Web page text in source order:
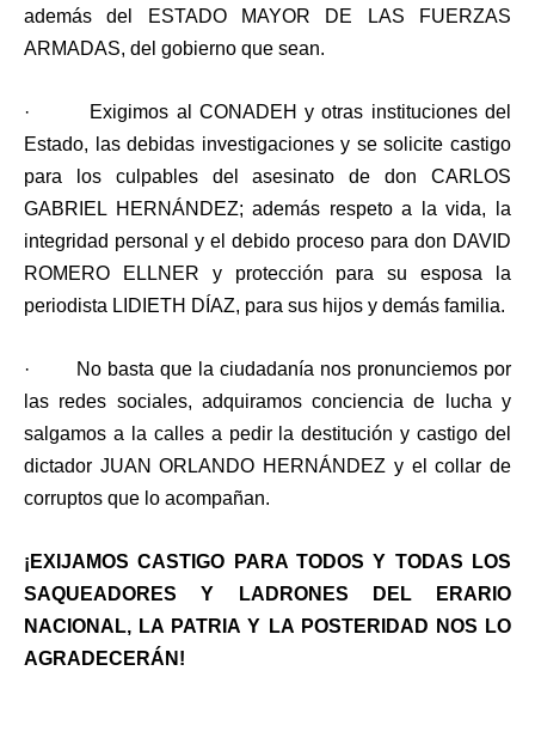
además del ESTADO MAYOR DE LAS FUERZAS
ARMADAS, del gobierno que sean.
· Exigimos al CONADEH y otras instituciones del
Estado, las debidas investigaciones y se solicite castigo
para los culpables del asesinato de don CARLOS
GABRIEL HERNÁNDEZ; además respeto a la vida, la
integridad personal y el debido proceso para don DAVID
ROMERO ELLNER y protección para su esposa la
periodista LIDIETH DÍAZ, para sus hijos y demás familia.
· No basta que la ciudadanía nos pronunciemos por
las redes sociales, adquiramos conciencia de lucha y
salgamos a la calles a pedir la destitución y castigo del
dictador JUAN ORLANDO HERNÁNDEZ y el collar de
corruptos que lo acompañan.
¡EXIJAMOS CASTIGO PARA TODOS Y TODAS LOS
SAQUEADORES Y LADRONES DEL ERARIO
NACIONAL, LA PATRIA Y LA POSTERIDAD NOS LO
AGRADECERÁN!